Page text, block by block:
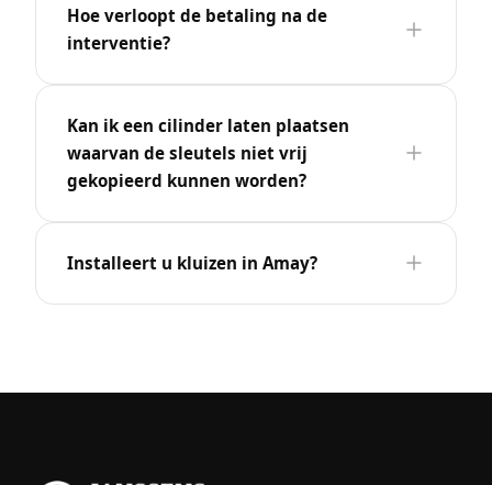
Hoe verloopt de betaling na de
interventie?
Kan ik een cilinder laten plaatsen
waarvan de sleutels niet vrij
gekopieerd kunnen worden?
Installeert u kluizen in Amay?